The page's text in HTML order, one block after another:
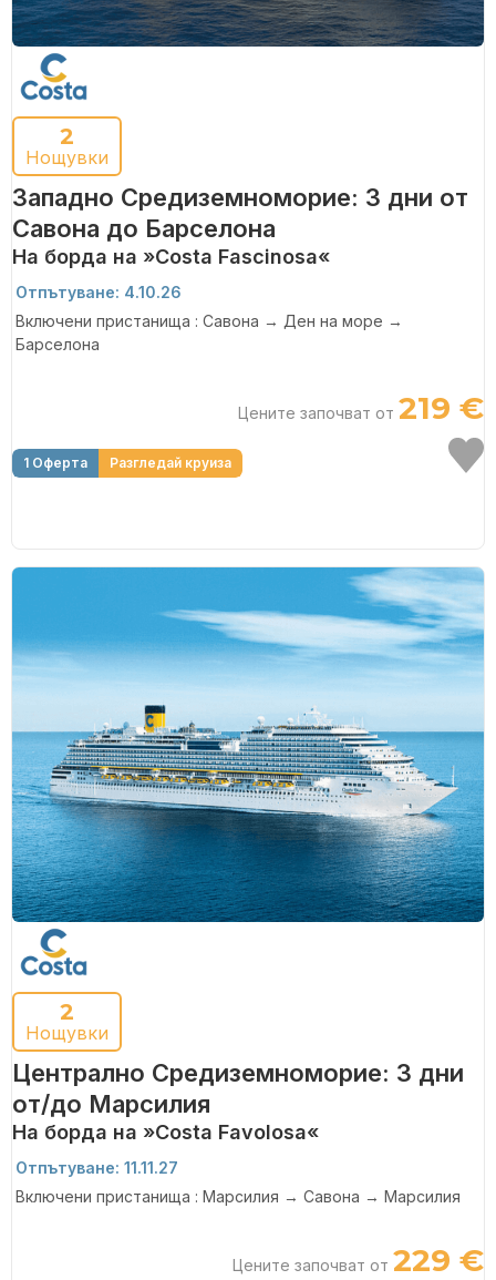
2
Нощувки
Западно Средиземноморие: 3 дни от
Савона до Барселона
На борда на »Costa Fascinosa«
Отпътуване: 4.10.26
Включени пристанища : Савона → Ден на море →
Барселона
Цените започват от 219 €
1 Оферта Разгледай круиза
2
Нощувки
Централно Средиземноморие: 3 дни
от/до Марсилия
На борда на »Costa Favolosa«
Отпътуване: 11.11.27
Включени пристанища : Марсилия → Савона → Марсилия
Цените започват от 229 €